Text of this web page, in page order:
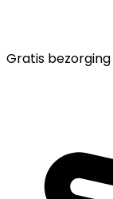
Gratis bezorging